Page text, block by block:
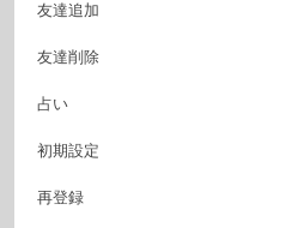
友達追加
友達削除
占い
初期設定
再登録